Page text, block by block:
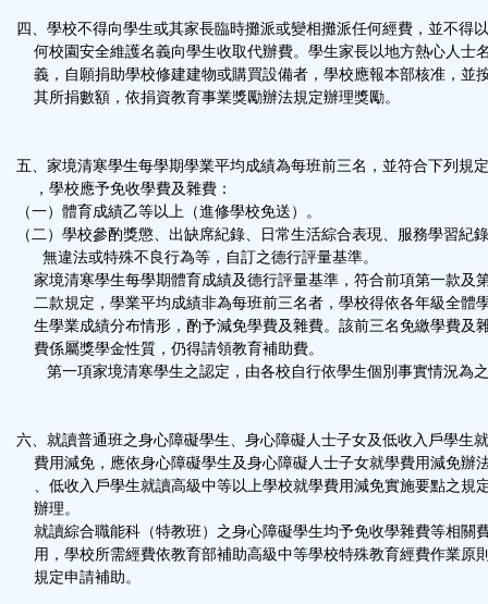
四、學校不得向學生或其家長臨時攤派或變相攤派任何經費，並不得
何校園安全維護名義向學生收取代辦費。學生家長以地方熱心人士
義，自願捐助學校修建建物或購買設備者，學校應報本部核准，並
其所捐數額，依捐資教育事業獎勵辦法規定辦理獎勵。
五、家境清寒學生每學期學業平均成績為每班前三名，並符合下列規
，學校應予免收學費及雜費：
（一）體育成績乙等以上（進修學校免送）。
（二）學校參酌獎懲、出缺席紀錄、日常生活綜合表現、服務學習紀
無違法或特殊不良行為等，自訂之德行評量基準。
家境清寒學生每學期體育成績及德行評量基準，符合前項第一款及
二款規定，學業平均成績非為每班前三名者，學校得依各年級全體
生學業成績分布情形，酌予減免學費及雜費。該前三名免繳學費及
費係屬獎學金性質，仍得請領教育補助費。
第一項家境清寒學生之認定，由各校自行依學生個別事實情況為
六、就讀普通班之身心障礙學生、身心障礙人士子女及低收入戶學生
費用減免，應依身心障礙學生及身心障礙人士子女就學費用減免辦
、低收入戶學生就讀高級中等以上學校就學費用減免實施要點之規
辦理。
就讀綜合職能科（特教班）之身心障礙學生均予免收學雜費等相關
用，學校所需經費依教育部補助高級中等學校特殊教育經費作業原
規定申請補助。